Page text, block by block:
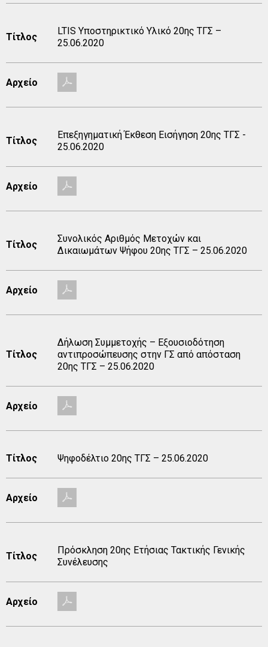
Τίτλος
LTIS Υποστηρικτικό Υλικό 20ης TΓΣ –
25.06.2020
Αρχείο
Τίτλος
Επεξηγηματική Έκθεση Εισήγηση 20ης ΤΓΣ -
25.06.2020
Αρχείο
Τίτλος
Συνολικός Αριθμός Μετοχών και
Δικαιωμάτων Ψήφου 20ης TΓΣ – 25.06.2020
Αρχείο
Τίτλος
Δήλωση Συμμετοχής – Εξουσιοδότηση
αντιπροσώπευσης στην ΓΣ από απόσταση
20ης ΤΓΣ – 25.06.2020
Αρχείο
Τίτλος Ψηφοδέλτιο 20ης TΓΣ – 25.06.2020
Αρχείο
Τίτλος
Πρόσκληση 20ης Ετήσιας Τακτικής Γενικής
Συνέλευσης
Αρχείο